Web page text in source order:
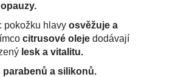
pokožku hlavy osvěžuje a
citrusové oleje dodávají
lesk a vitalitu.
parabenů a silikonů.